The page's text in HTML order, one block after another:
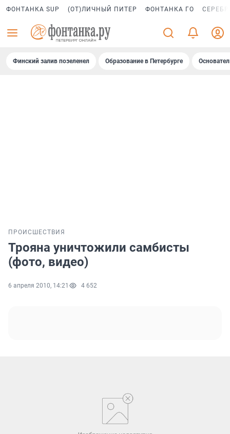
ФОНТАНКА SUP (ОТ)ЛИЧНЫЙ ПИТЕР ФОНТАНКА ГО
Финский залив позеленел Образование в Петербурге
ПРОИСШЕСТВИЯ
Трояна уничтожили самбисты
(фото, видео)
6 апреля 2010, 14:21 4 652